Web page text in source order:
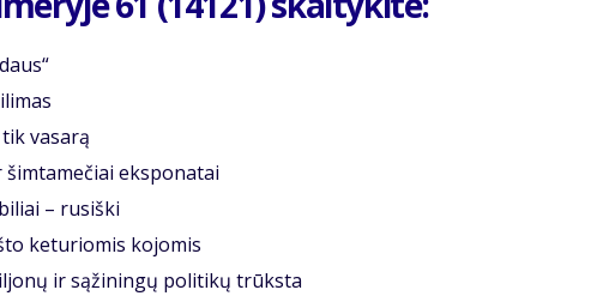
vasarą
eksponatai
– rusiški
keturiomis kojomis
ir sąžiningų politikų trūksta